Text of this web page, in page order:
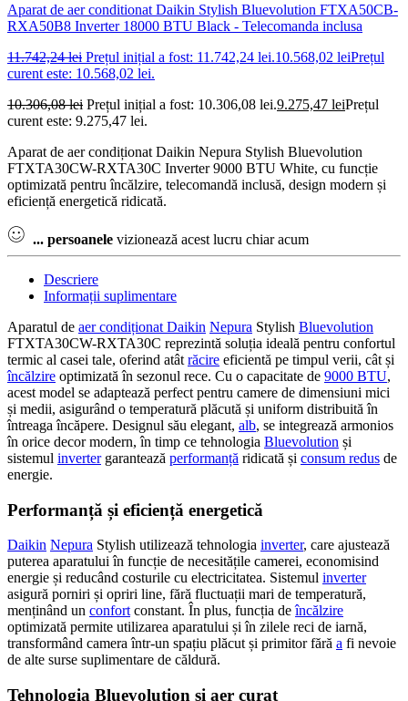
Aparat de aer conditionat Daikin Stylish Bluevolution FTXA50CB-
RXA50B8 Inverter 18000 BTU Black - Telecomanda inclusa
11.742,24lei Prețul inițial a fost: 11.742,24 lei.10.568,02 leiPrețul
curent este: 10.568,02 lei.
10.306,08lei Prețul inițial a fost: 10.306,08 lei.9.275,47 leiPrețul
curent este: 9.275,47 lei.
Aparat de aer condiționat Daikin Nepura Stylish Bluevolution
FTXTA30CW-RXTA30C Inverter 9000 BTU White, cu funcție
optimizată pentru încălzire, telecomandă inclusă, design modern și
eficiență energetică ridicată.
... persoanele vizionează acest lucru chiar acum
Descriere
Informații suplimentare
Aparatul de aer condiționat Daikin Nepura Stylish Bluevolution
FTXTA30CW-RXTA30C reprezintă soluția ideală pentru confortul
termic al casei tale, oferind atât răcire eficientă pe timpul verii, cât și
încălzire optimizată în sezonul rece. Cu o capacitate de 9000 BTU,
acest model se adaptează perfect pentru camere de dimensiuni mici
și medii, asigurând o temperatură plăcută și uniform distribuită în
întreaga încăpere. Designul său elegant, alb, se integrează armonios
în orice decor modern, în timp ce tehnologia Bluevolution și
sistemul invertergarantează performanță ridicată și consum redus de
energie.
Performanță și eficiență energetică
Daikin Nepura Stylish utilizează tehnologia inverter, care ajustează
puterea aparatului în funcție de necesitățile camerei, economisind
energie și reducând costurile cu electricitatea. Sistemul inverter
asigură porniri și opriri line, fără fluctuații mari de temperatură,
menținând un confort constant. În plus, funcția deîncălzire
optimizată permite utilizarea aparatului și în zilele reci de iarnă,
transformând camera într-un spațiu plăcut și primitor fără a fi nevoie
de alte surse suplimentare de căldură.
Tehnologia Bluevolution și aer curat